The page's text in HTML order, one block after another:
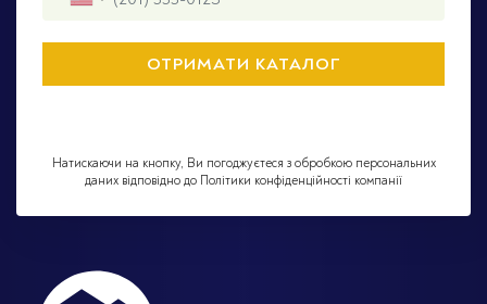
Натискаючи на кнопку, Ви погоджуєтеся з обробкою персональних
даних відповідно до Політики конфіденційності компанії